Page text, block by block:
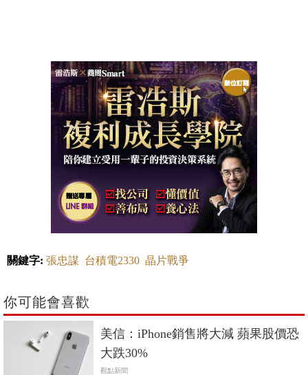
關鍵字: 張忠謀 台積電2330 晶片戰爭
你可能會喜歡
美信：iPhone銷售將大減 蘋果股價恐
大跌30%
觀點新聞